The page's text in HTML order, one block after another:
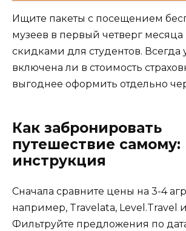
Ищите пакеты с посещением
музеев в первый четверг месяца
скидками для студентов. Всегда
включена ли в стоимость
выгоднее оформить отдельно
Как забронировать
путешествие самому:
инструкция
Сначала сравните цены на 3-4
например, Travelata, Level.Travel
Фильтруйте предложения по